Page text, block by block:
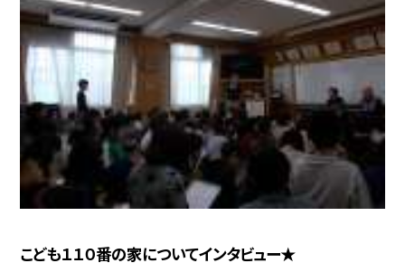
こども１１０番の家についてインタビュー★